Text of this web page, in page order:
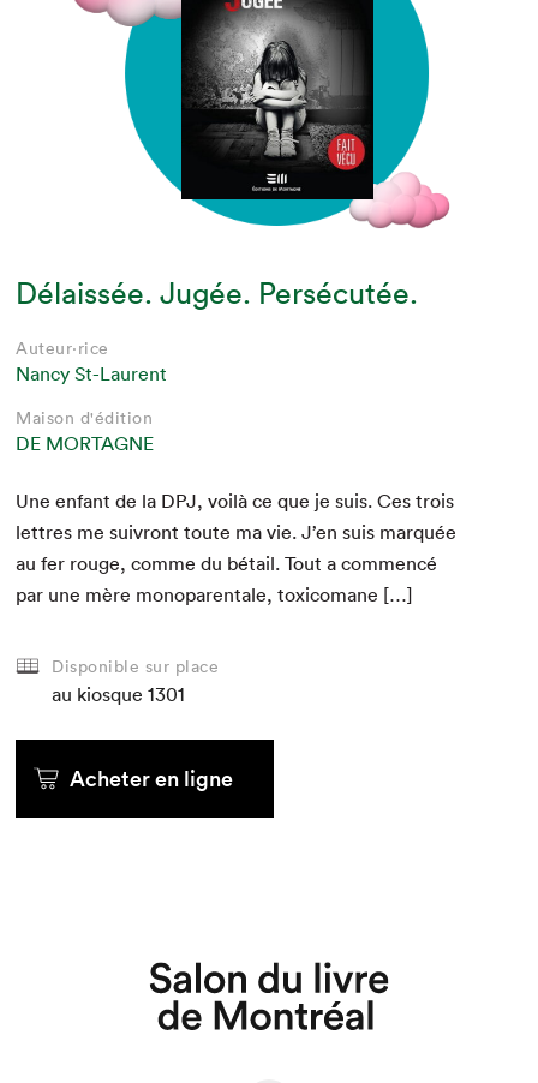
Que cherchez-vous?
Délaissée. Jugée. Persécutée.
Auteur·rice
Nancy St-Laurent
Maison d'édition
DE MORTAGNE
Une enfant de la DPJ, voilà ce que je suis. Ces trois
let­tres me suiv­ront toute ma vie. J’en suis mar­quée
au fer rouge, comme du bétail. Tout a com­mencé
par une mère mono­parentale, toxicomane […]
Disponible sur place
au kiosque 1301
Acheter en ligne